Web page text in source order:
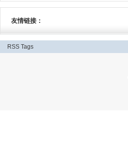
友情链接：
RSS Tags